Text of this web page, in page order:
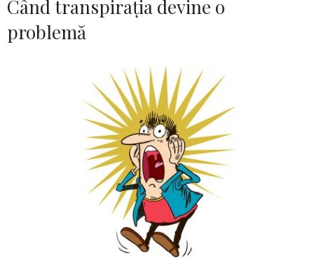
Când transpirația devine o
problemă